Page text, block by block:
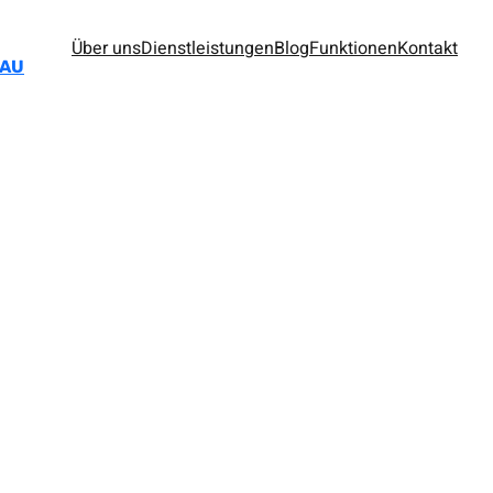
Über unsDienstleistungenBlogFunktionenKontakt